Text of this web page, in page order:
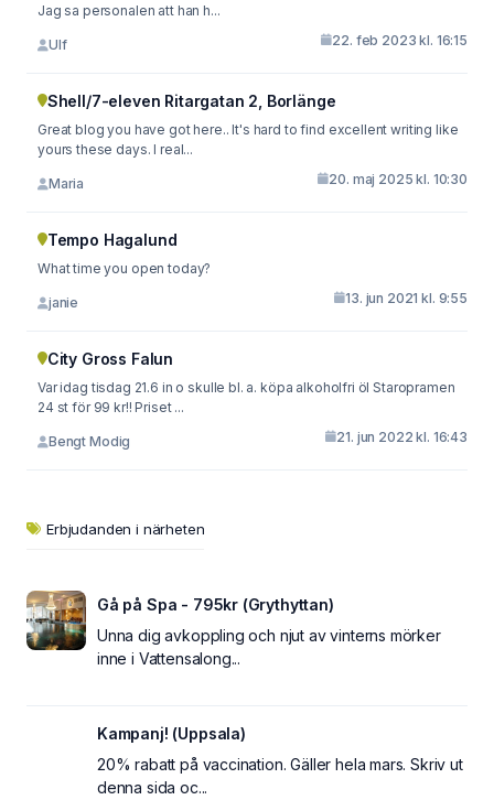
Jag sa personalen att han h...
Ulf 22. feb 2023 kl. 16:15
Shell/7-eleven Ritargatan 2, Borlänge
Great blog you have got here.. It's hard to find excellent writing like
yours these days. I real...
Maria 20. maj 2025 kl. 10:30
Tempo Hagalund
What time you open today?
janie 13. jun 2021 kl. 9:55
City Gross Falun
Var idag tisdag 21.6 in o skulle bl. a. köpa alkoholfri öl Staropramen
24 st för 99 kr!! Priset ...
Bengt Modig 21. jun 2022 kl. 16:43
Erbjudanden i närheten
Gå på Spa - 795kr (Grythyttan)
Unna dig avkoppling och njut av vinterns mörker
inne i Vattensalong...
Kampanj! (Uppsala)
20% rabatt på vaccination. Gäller hela mars. Skriv ut
denna sida oc...